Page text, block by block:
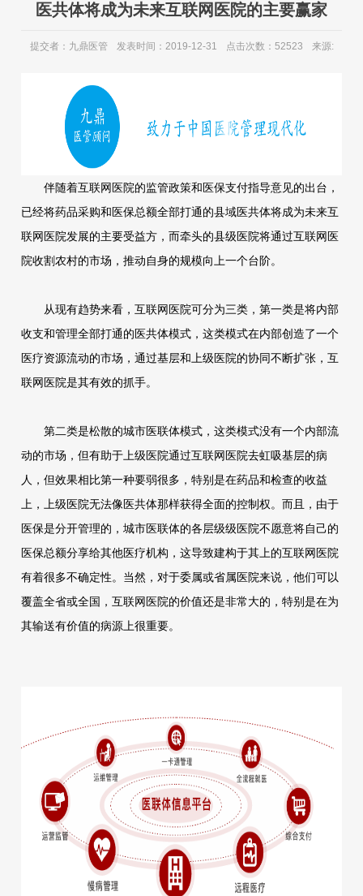
医共体将成为未来互联网医院的主要赢家
提交者：九鼎医管 发表时间：2019-12-31 点击次数：52523 来源:
伴随着互联网医院的监管政策和医保支付指导意见的出台，
已经将药品采购和医保总额全部打通的县域医共体将成为未来互
联网医院发展的主要受益方，而牵头的县级医院将通过互联网医
院收割农村的市场，推动自身的规模向上一个台阶。
从现有趋势来看，互联网医院可分为三类，第一类是将内部
收支和管理全部打通的医共体模式，这类模式在内部创造了一个
医疗资源流动的市场，通过基层和上级医院的协同不断扩张，互
联网医院是其有效的抓手。
第二类是松散的城市医联体模式，这类模式没有一个内部流
动的市场，但有助于上级医院通过互联网医院去虹吸基层的病
人，但效果相比第一种要弱很多，特别是在药品和检查的收益
上，上级医院无法像医共体那样获得全面的控制权。而且，由于
医保是分开管理的，城市医联体的各层级级医院不愿意将自己的
医保总额分享给其他医疗机构，这导致建构于其上的互联网医院
有着很多不确定性。当然，对于委属或省属医院来说，他们可以
覆盖全省或全国，互联网医院的价值还是非常大的，特别是在为
其输送有价值的病源上很重要。